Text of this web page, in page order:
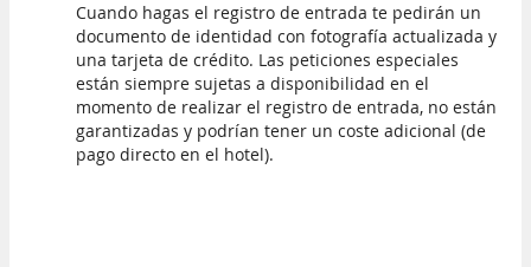
Cuando hagas el registro de entrada te pedirán un
documento de identidad con fotografía actualizada y
una tarjeta de crédito. Las peticiones especiales
están siempre sujetas a disponibilidad en el
momento de realizar el registro de entrada, no están
garantizadas y podrían tener un coste adicional (de
pago directo en el hotel).